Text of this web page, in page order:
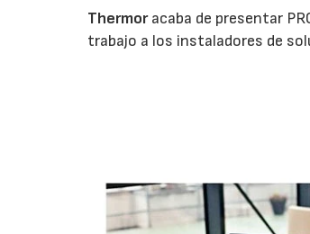
Thermoracaba de presentar
trabajo a los instaladores de